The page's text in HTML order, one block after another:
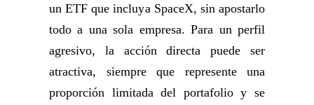
un ETF que incluya SpaceX, sin apostarlo
todo a una sola empresa. Para un perfil
agresivo, la acción directa puede ser
atractiva, siempre que represente una
proporción limitada del portafolio y se